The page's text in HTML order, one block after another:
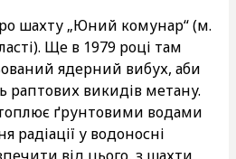
шахту „Юний комунар“ (м.
Ще в 1979 році там
ядерний вибух, аби
раптових викидів метану.
ґрунтовими водами
радіації у водоносні
від цього, з шахти